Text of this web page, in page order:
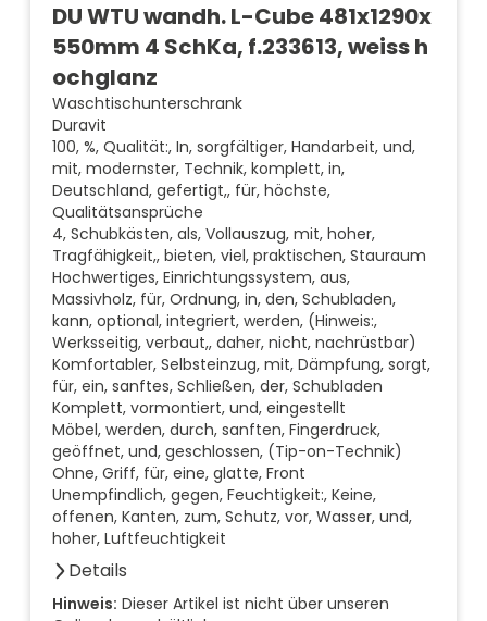
DU WTU wandh. L-Cube 481x1290x
550mm 4 SchKa, f.233613, weiss h
ochglanz
Waschtischunterschrank
Duravit
100, %, Qualität:, In, sorgfältiger, Handarbeit, und,
mit, modernster, Technik, komplett, in,
Deutschland, gefertigt,, für, höchste,
Qualitätsansprüche
4, Schubkästen, als, Vollauszug, mit, hoher,
Tragfähigkeit,, bieten, viel, praktischen, Stauraum
Hochwertiges, Einrichtungssystem, aus,
Massivholz, für, Ordnung, in, den, Schubladen,
kann, optional, integriert, werden, (Hinweis:,
Werksseitig, verbaut,, daher, nicht, nachrüstbar)
Komfortabler, Selbsteinzug, mit, Dämpfung, sorgt,
für, ein, sanftes, Schließen, der, Schubladen
Komplett, vormontiert, und, eingestellt
Möbel, werden, durch, sanften, Fingerdruck,
geöffnet, und, geschlossen, (Tip-on-Technik)
Ohne, Griff, für, eine, glatte, Front
Unempfindlich, gegen, Feuchtigkeit:, Keine,
offenen, Kanten, zum, Schutz, vor, Wasser, und,
hoher, Luftfeuchtigkeit
Details
Anzahl der Fächer (Stück)
Hinweis: Dieser Artikel ist nicht über unseren